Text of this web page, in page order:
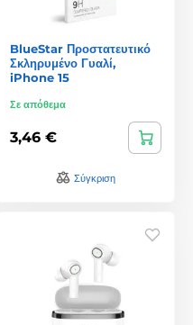
BlueStar Προστατευτικό
Σκληρυμένο Γυαλί,
iPhone 15
Σε απόθεμα
3,46 €
Σύγκριση